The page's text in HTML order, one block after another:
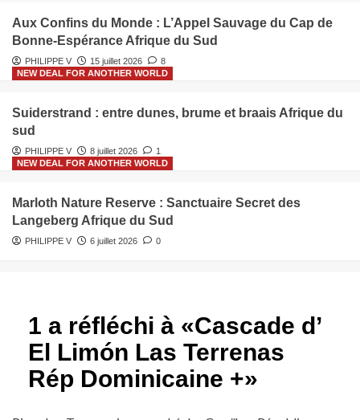
Aux Confins du Monde : L’Appel Sauvage du Cap de
Bonne-Espérance Afrique du Sud
PHILIPPE V 15 juillet 2026
8
NEW DEAL FOR ANOTHER WORLD
Suiderstrand : entre dunes, brume et braais Afrique du
sud
PHILIPPE V 8 juillet 2026
1
NEW DEAL FOR ANOTHER WORLD
Marloth Nature Reserve : Sanctuaire Secret des
Langeberg Afrique du Sud
PHILIPPE V 6 juillet 2026 0
1 a réfléchi à «Cascade d’
El Limón Las Terrenas
Rép Dominicaine +»